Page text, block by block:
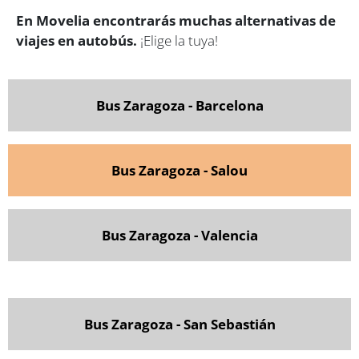
En Movelia encontrarás muchas alternativas de
viajes en autobús. ¡Elige la tuya!
Bus Zaragoza - Barcelona
Bus Zaragoza - Salou
Bus Zaragoza - Valencia
Bus Zaragoza - San Sebastián